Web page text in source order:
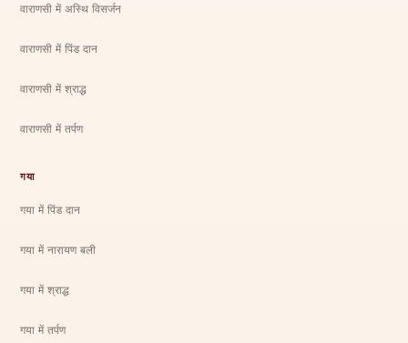
वाराणसी में अस्थि विसर्जन
वाराणसी में पिंड दान
वाराणसी में श्राद्ध
वाराणसी में तर्पण
गया
गया में पिंड दान
गया में नारायण बली
गया में श्राद्ध
गया में तर्पण